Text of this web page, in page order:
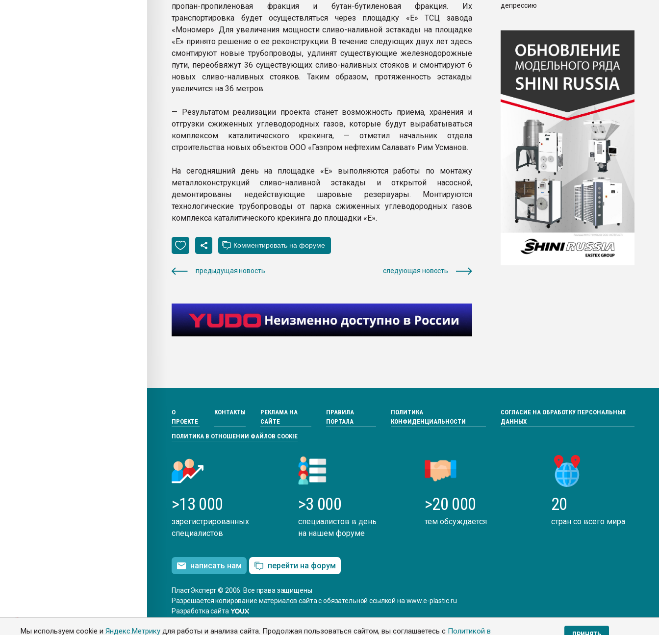
Мы используем cookie иЯндекс.Метрику для работы и анализа сайта. Продолжая пользоваться сайтом, вы соглашаетесь с Политикой в
пропан-пропиленовая фракция и бутан-бутиленовая фракция. Их
транспортировка будет осуществляться через площадку «Е» ТСЦ завода
«Мономер». Для увеличения мощности сливо-наливной эстакады на площадке
«Е» принято решение о ее реконструкции. В течение следующих двух лет здесь
смонтируют новые трубопроводы, удлинят существующие железнодорожные
пути, переобвяжут 36 существующих сливо-наливных стояков и смонтируют 6
новых сливо-наливных стояков. Таким образом, протяженность эстакады
увеличится на 36 метров.
— Результатом реализации проекта станет возможность приема, хранения и
отгрузки сжиженных углеводородных газов, которые будут вырабатываться
комплексом каталитического крекинга, — отметил начальник отдела
строительства новых объектов ООО «Газпром нефтехим Салават» Рим Усманов.
На сегодняшний день на площадке «Е» выполняются работы по монтажу
металлоконструкций сливо-наливной эстакады и открытой насосной,
демонтированы недействующие шаровые резервуары. Монтируются
технологические трубопроводы от парка сжиженных углеводородных газов
комплекса каталитического крекинга до площадки «Е».
предыдущая новость следующая новость
депрессию
О
ПРОЕКТЕ
КОНТАКТЫ
РЕКЛАМА НА
САЙТЕ
ПРАВИЛА
ПОРТАЛА
ПОЛИТИКА
КОНФИДЕНЦИАЛЬНОСТИ
СОГЛАСИЕ НА ОБРАБОТКУ ПЕРСОНАЛЬНЫХ
ДАННЫХ
ПОЛИТИКА В ОТНОШЕНИИ ФАЙЛОВ COOKIE
>13 000
зарегистрированных
специалистов
>3 000
специалистов в день
на нашем форуме
>20 000
тем обсуждается
20
стран со всего мира
написать нам перейти на форум
ПластЭксперт © 2006. Все права защищены
Разрешается копирование материалов сайта с обязательной ссылкой на www.e-plastic.ru
Разработка сайта